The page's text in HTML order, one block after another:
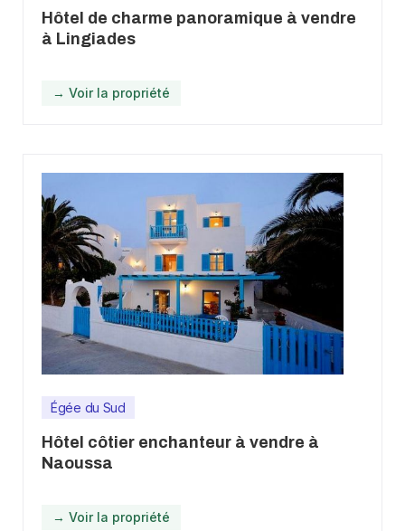
Hôtel de charme panoramique à vendre
à Lingiades
→ Voir la propriété
Égée du Sud
Hôtel côtier enchanteur à vendre à
Naoussa
→ Voir la propriété